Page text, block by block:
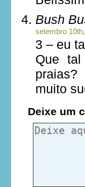
Bush
setembro
3 – eu
Que
praias?
muito
Deixe um